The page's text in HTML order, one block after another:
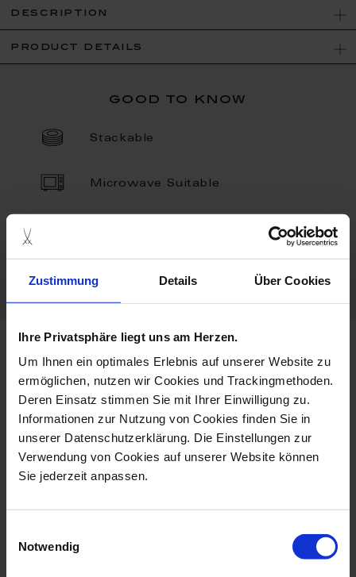
Zustimmung Details Über Cookies
Ihre Privatsphäre liegt uns am Herzen.
Um Ihnen ein optimales Erlebnis auf unserer Website zu
ermöglichen, nutzen wir Cookies und Trackingmethoden.
Deren Einsatz stimmen Sie mit Ihrer Einwilligung zu.
Informationen zur Nutzung von Cookies finden Sie in
unserer Datenschutzerklärung. Die Einstellungen zur
Verwendung von Cookies auf unserer Website können
Sie jederzeit anpassen.
Notwendig
description
product details
good to know
Stackable
Microwave Suitable
Dishwaher Safe
cosmopolitan blue orchid
set price